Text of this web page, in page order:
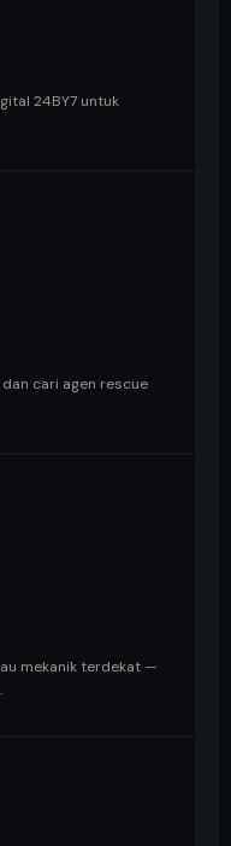
24BY7 untuk
cari agen rescue
mekanik terdekat —